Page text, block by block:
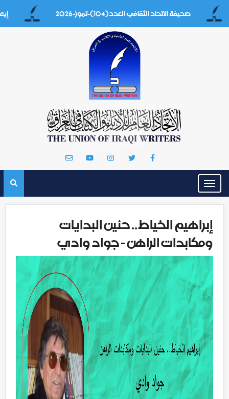
صحيفة الاتحاد الثقافي العدد(104)-تموز-2026 إيه بغداد
Toggle
navigation
إبراهيم الخياط.. حنين البدايات
ومكابدات الراهن - جواد وادي